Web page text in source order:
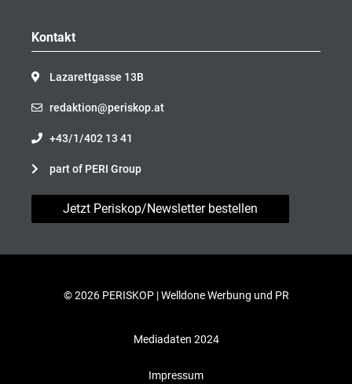
Kontakt
Lazarettgasse 13B
redaktion@periskop.at
+43/1/402 13 41
part of PERI Group
Jetzt Periskop/Newsletter bestellen
© 2026 PERISKOP |Welldone Werbung und PR
Mediadaten 2024
Impressum